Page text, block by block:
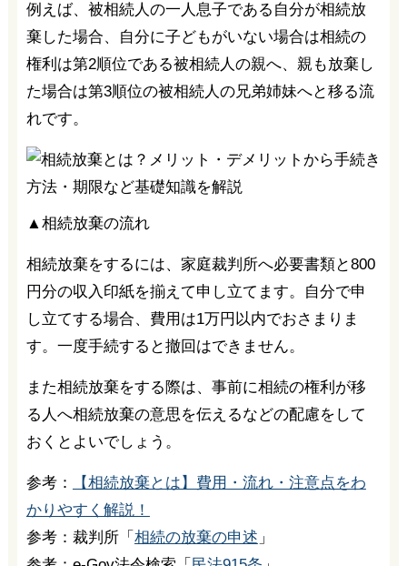
例えば、被相続人の一人息子である自分が相続放
棄した場合、自分に子どもがいない場合は相続の
権利は第2順位である被相続人の親へ、親も放棄し
た場合は第3順位の被相続人の兄弟姉妹へと移る流
れです。
▲相続放棄の流れ
相続放棄をするには、家庭裁判所へ必要書類と800
円分の収入印紙を揃えて申し立てます。自分で申
し立てする場合、費用は1万円以内でおさまりま
す。一度手続すると撤回はできません。
また相続放棄をする際は、事前に相続の権利が移
る人へ相続放棄の意思を伝えるなどの配慮をして
おくとよいでしょう。
参考：
【相続放棄とは】費用・流れ・注意点をわ
かりやすく解説！
参考：裁判所「 相続の放棄の申述 」